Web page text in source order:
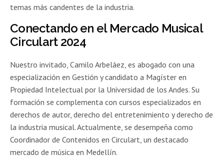
temas más candentes de la industria.
Conectando en el Mercado Musical
Circulart 2024
Nuestro invitado, Camilo Arbeláez, es abogado con una
especialización en Gestión y candidato a Magíster en
Propiedad Intelectual por la Universidad de los Andes. Su
formación se complementa con cursos especializados en
derechos de autor, derecho del entretenimiento y derecho de
la industria musical. Actualmente, se desempeña como
Coordinador de Contenidos en Circulart, un destacado
mercado de música en Medellín.